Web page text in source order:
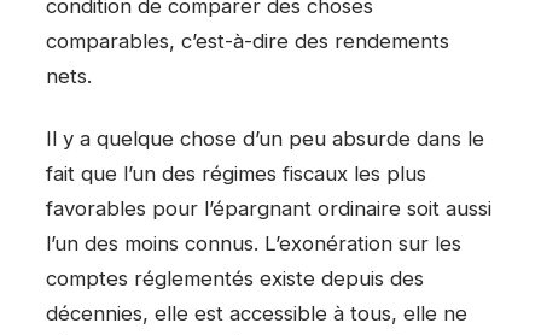
condition de comparer des choses
comparables, c’est-à-dire des rendements
nets.
Il y a quelque chose d’un peu absurde dans le
fait que l’un des régimes fiscaux les plus
favorables pour l’épargnant ordinaire soit aussi
l’un des moins connus. L’exonération sur les
comptes réglementés existe depuis des
décennies, elle est accessible à tous, elle ne